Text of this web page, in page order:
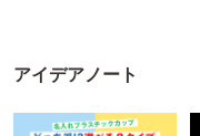
アイデアノート